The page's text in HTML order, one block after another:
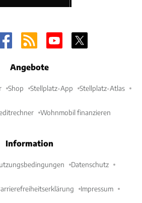
Angebote
Shop Stellplatz-App Stellplatz-Atlas
Wohnmobil finanzieren
Information
Datenschutz
Impressum